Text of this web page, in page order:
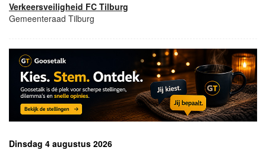
Verkeersveiligheid FC Tilburg
Gemeenteraad Tilburg
Dinsdag 4 augustus 2026